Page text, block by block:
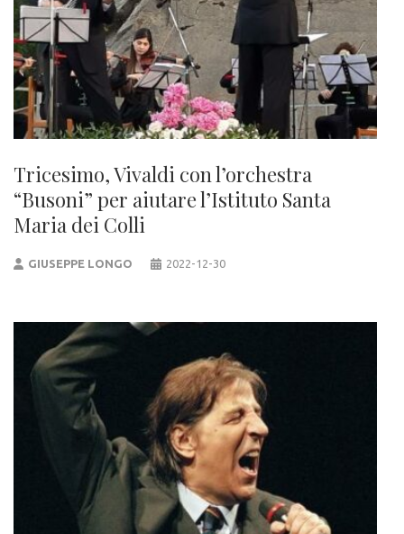
Tricesimo, Vivaldi con l’orchestra
“Busoni” per aiutare l’Istituto Santa
Maria dei Colli
GIUSEPPE LONGO 2022-12-30